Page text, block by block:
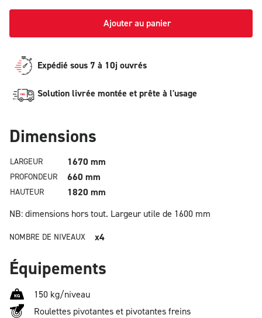
Ajouter au panier
Expédié sous 7 à 10j ouvrés
Solution livrée montée et prête à l'usage
Dimensions
LARGEUR 1670 mm
PROFONDEUR 660 mm
HAUTEUR
1820 mm
NB: dimensions hors tout. Largeur utile de 1600 mm
NOMBRE DE NIVEAUX x4
Équipements
150 kg/niveau
Roulettes pivotantes et pivotantes freins